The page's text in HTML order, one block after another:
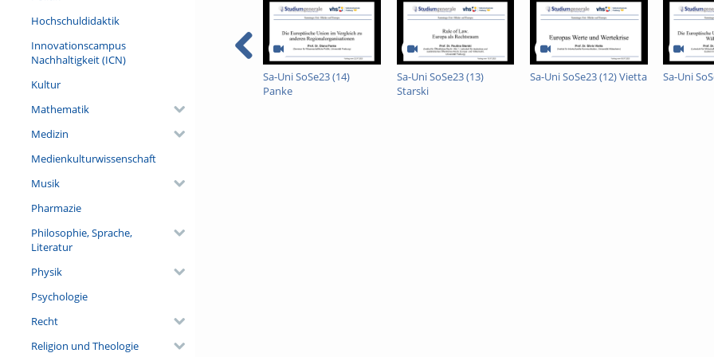
Hochschuldidaktik
Innovationscampus
Nachhaltigkeit (ICN)
Kultur
Mathematik
Medizin
Medienkulturwissenschaft
Musik
Pharmazie
Philosophie, Sprache,
Literatur
Physik
Psychologie
Recht
Religion und Theologie
Wurzeln, zu den Kulturen der Antike. Nachdem sie im Römischen Reich ihre endgültige Ausprägung
formten sie die europäische Zivilisation maßgeblich. Auf diese Weise werden jenseits aller Unterschiede
Gemeinsamkeiten sichtbar, gleichsam die Elemente einer europäischen Schicksalsgemeinschaft. Sie
Bestand haben, wenn wir ihren Ursprung nicht vergessen.
Referent/in:
Prof. Dr. Dr. h.c. mult. Hans-Joachim Gehrke (Seminar für Alte
Sa-Uni SoSe23 (14)
Panke
Sa-Uni SoSe23 (13)
Starski
Sa-Uni SoSe23 (12) Vietta Sa-Uni